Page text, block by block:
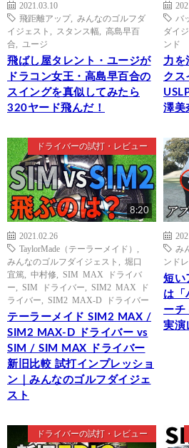
2021.03.10
飛距離アップ, みんなのゴルフダ
イジェスト
スタンス幅
高島早百
合
ユージ
飛ばし屋タレント・ユージが
ドラコン女王・高島早百合の
スイングを真似してみたら
320ヤード飛んだ！
バ
ダイ
ンド
力を
クス
澤美
ドライバーの試打・レビュー
8:20
2021.02.26
TaylorMade（テーラーメイド）
みんなのゴルフダイジェスト
堀口
宜篤
中村修
SIM MAX ドライバ
ー
SIM ドライバー
SIM2 MAX ド
ライバー
SIM2 MAX-D ドライバー
テーラーメイド SIM2 MAX /
SIM2 MAX-D ドライバー vs
SIM / SIM MAX ドライバー
新旧比較 試打インプレッショ
ン｜みんなのゴルフダイジェ
スト
み
ンド
短い
は「
ーチ
実演
ドライバーの試打・レビュー